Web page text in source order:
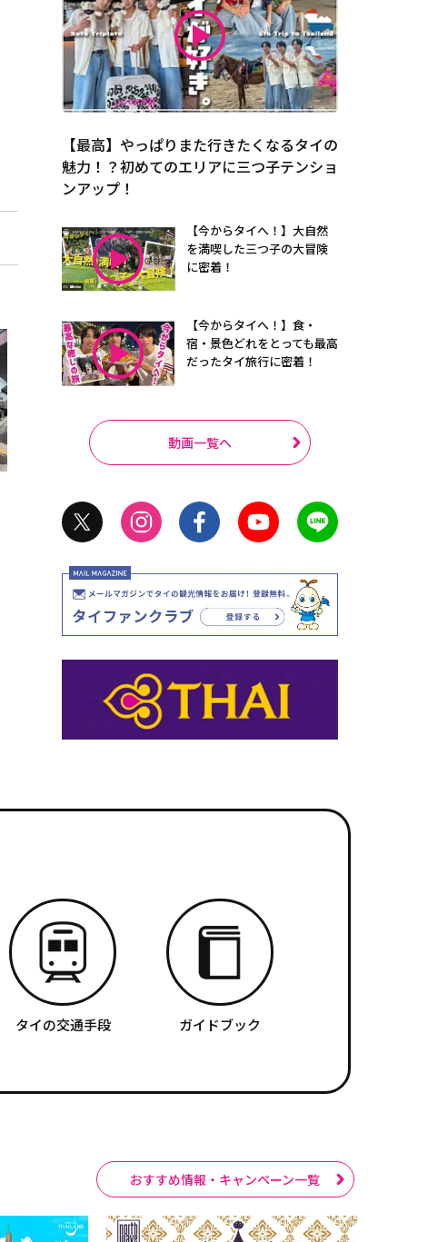
【最高】やっぱりまた行きたくなるタイの
魅力！？初めてのエリアに三つ子テンショ
ンアップ！
【今からタイへ！】大自然
を満喫した三つ子の大冒険
に密着！
【今からタイへ！】食・
宿・景色どれをとっても最高
だったタイ旅行に密着！
動画一覧へ
タイの交通手段 ガイドブック
おすすめ情報・キャンペーン一覧